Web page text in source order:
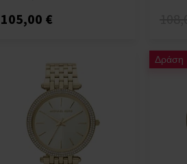
105,00 €
Δράση